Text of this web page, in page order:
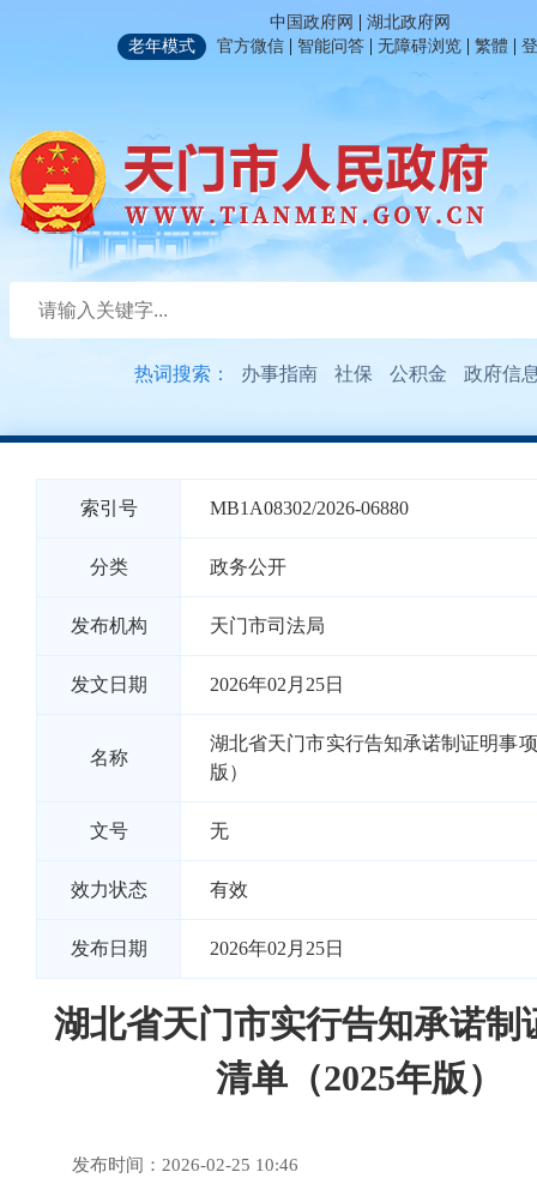
中国政府网 | 湖北政府网
老年模式
官方微信 | 智能问答 | 无障碍浏览 | 繁體 |
热词搜索： 办事指南 社保 公积金 政府信
索引号 MB1A08302/2026-06880
分类 政务公开
发布机构 天门市司法局
发文日期 2026年02月25日
名称
湖北省天门市实行告知承诺制证明事
版）
文号 无
效力状态 有效
发布日期 2026年02月25日
湖北省天门市实行告知承诺制
清单（2025年版）
发布时间：2026-02-25 10:46